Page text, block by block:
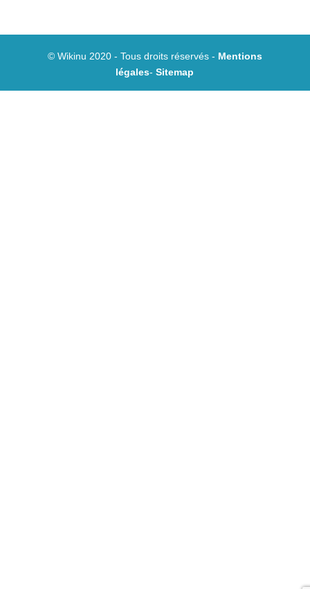
© Wikinu 2020 - Tous droits réservés - Mentions
légales-Sitemap